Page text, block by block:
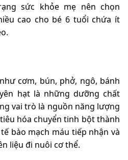
sức khỏe mẹ nên chọn
cao cho bé 6 tuổi chứa ít
cơm, bún, phở, ngô, bánh
hạt là những dưỡng chất
vai trò là nguồn năng lượng
hóa chuyển tinh bột thành
bào mạch máu tiếp nhận và
liệu đi nuôi cơ thể.